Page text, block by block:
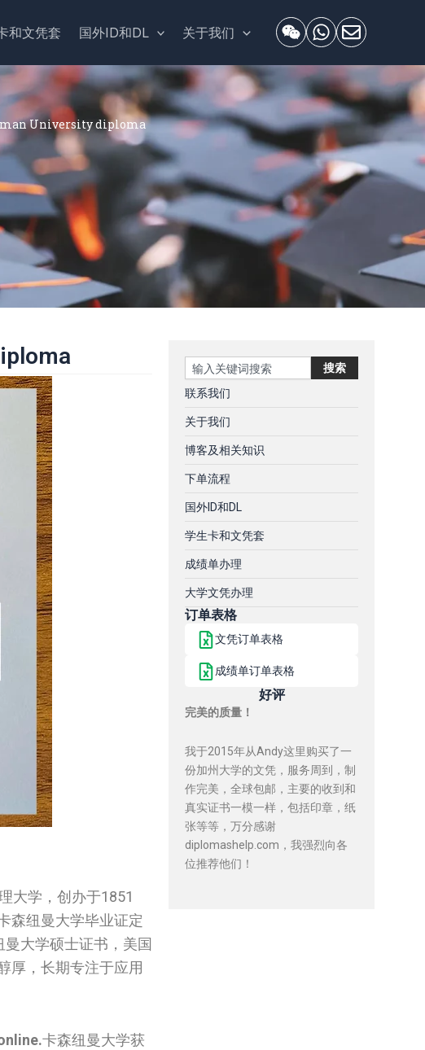
和文凭套 国外ID和DL 关于我们
University diploma
大学，创办于1851
森纽曼大学毕业证定
大学硕士证书，美国
厚，长期专注于应用
卡森纽曼大学获
Search 搜索
联系我们
关于我们
博客及相关知识
下单流程
国外ID和DL
学生卡和文凭套
成绩单办理
大学文凭办理
订单表格
文凭订单表格
成绩单订单表格
好评
完美的质量！
我于2015年从Andy这里购买了一
份加州大学的文凭，服务周到，制
作完美，全球包邮，主要的收到和
真实证书一模一样，包括印章，纸
张等等，万分感谢
diplomashelp.com，我强烈向各
位推荐他们！